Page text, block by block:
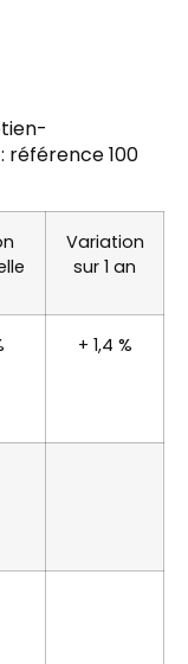
référence 100
Variation
sur 1 an
+ 1,4 %